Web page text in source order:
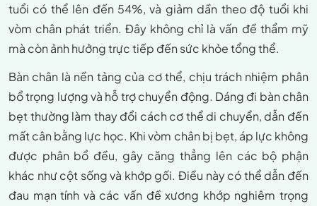
tuổi có thể lên đến 54%, và giảm dần theo độ tuổi khi
vòm chân phát triển. Đây không chỉ là vấn đề thẩm mỹ
mà còn ảnh hưởng trực tiếp đến sức khỏe tổng thể.
Bàn chân là nền tảng của cơ thể, chịu trách nhiệm phân
bổ trọng lượng và hỗ trợ chuyển động. Dáng đi bàn chân
bẹt thường làm thay đổi cách cơ thể di chuyển, dẫn đến
mất cân bằng lực học. Khi vòm chân bị bẹt, áp lực không
được phân bổ đều, gây căng thẳng lên các bộ phận
khác như cột sống và khớp gối. Điều này có thể dẫn đến
đau mạn tính và các vấn đề xương khớp nghiêm trọng